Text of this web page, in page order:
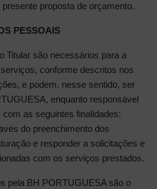
proposta de orçamento.
PESSOAIS
Titular são necessários para a
conforme descritos nos
e podem, nesse sentido, ser
enquanto responsável
as seguintes finalidades:
do preenchimento dos
e responder a solicitações e
com os serviços prestados.
pela BH PORTUGUESA são o